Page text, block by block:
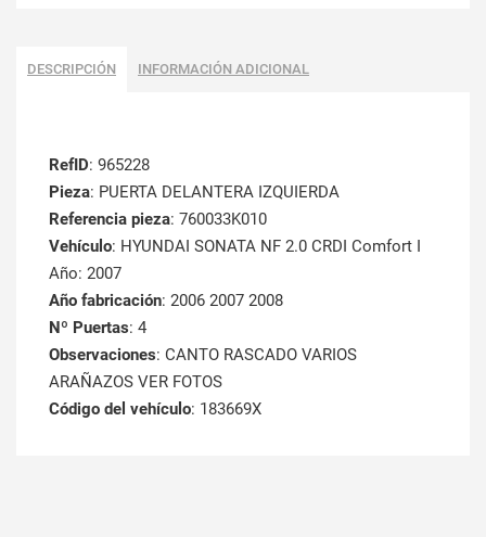
DESCRIPCIÓN INFORMACIÓN ADICIONAL
RefID: 965228
Pieza: PUERTA DELANTERA IZQUIERDA
Referencia pieza: 760033K010
Vehículo: HYUNDAI SONATA NF 2.0 CRDI Comfort I
Año: 2007
Año fabricación: 2006 2007 2008
Nº Puertas: 4
Observaciones: CANTO RASCADO VARIOS
ARAÑAZOS VER FOTOS
Código del vehículo: 183669X